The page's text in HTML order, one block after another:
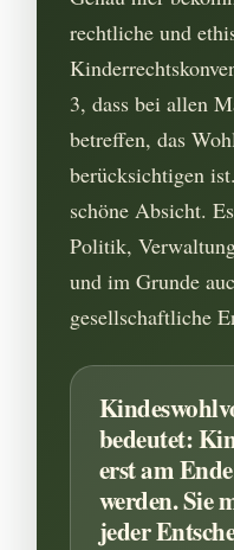
rechtliche und
3, dass bei allen
betreffen, das
berücksichtigen
schöne Absicht.
Politik,
und im Grunde
gesellschaftliche
bedeutet:
erst am
werden. Sie
jeder